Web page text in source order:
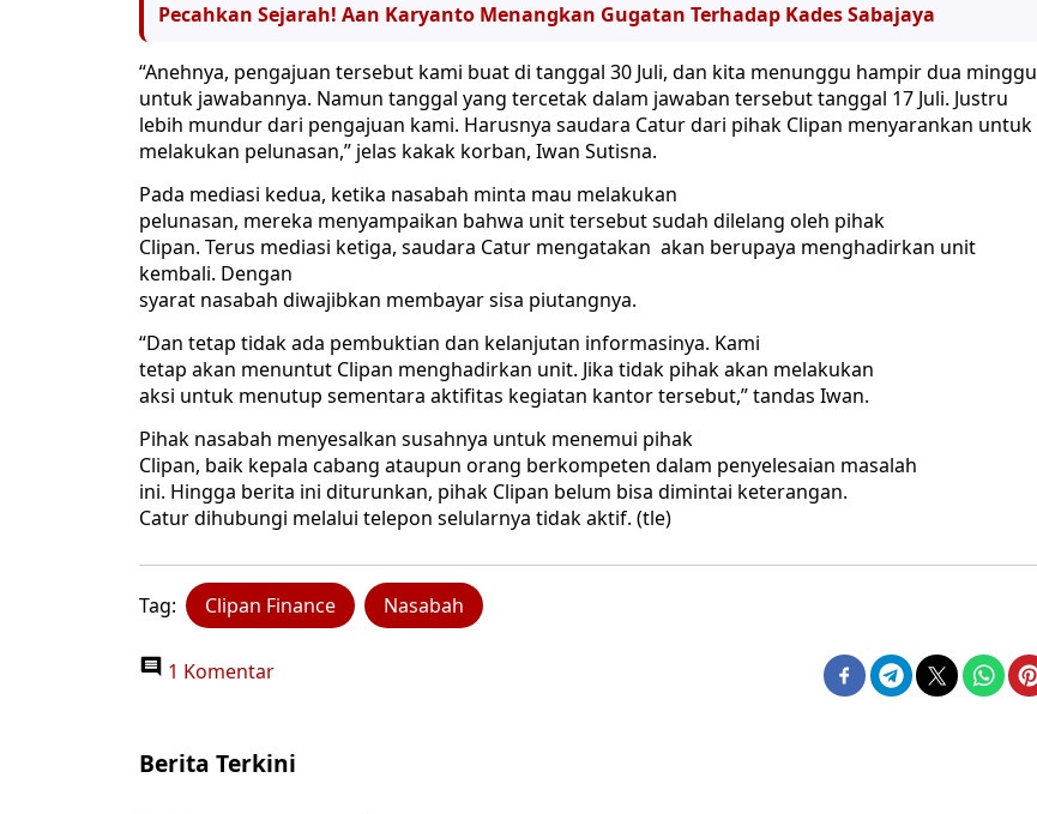
Pecahkan Sejarah! Aan Karyanto Menangkan Gugatan Terhadap Kades Sabajaya
“Anehnya, pengajuan tersebut kami buat di tanggal 30 Juli, dan kita menunggu hampir dua minggu
untuk jawabannya. Namun tanggal yang tercetak dalam jawaban tersebut tanggal 17 Juli. Justru
lebih mundur dari pengajuan kami. Harusnya saudara Catur dari pihak Clipan menyarankan untuk
melakukan pelunasan,” jelas kakak korban, Iwan Sutisna.
Pada mediasi kedua, ketika nasabah minta mau melakukan
pelunasan, mereka menyampaikan bahwa unit tersebut sudah dilelang oleh pihak
Clipan. Terus mediasi ketiga, saudara Catur mengatakan akan berupaya menghadirkan unit
kembali. Dengan
syarat nasabah diwajibkan membayar sisa piutangnya.
“Dan tetap tidak ada pembuktian dan kelanjutan informasinya. Kami
tetap akan menuntut Clipan menghadirkan unit. Jika tidak pihak akan melakukan
aksi untuk menutup sementara aktifitas kegiatan kantor tersebut,” tandas Iwan.
Pihak nasabah menyesalkan susahnya untuk menemui pihak
Clipan, baik kepala cabang ataupun orang berkompeten dalam penyelesaian masalah
ini. Hingga berita ini diturunkan, pihak Clipan belum bisa dimintai keterangan.
Catur dihubungi melalui telepon selularnya tidak aktif. (tle)
Tag: Clipan Finance Nasabah
1 Komentar
Berita Terkini